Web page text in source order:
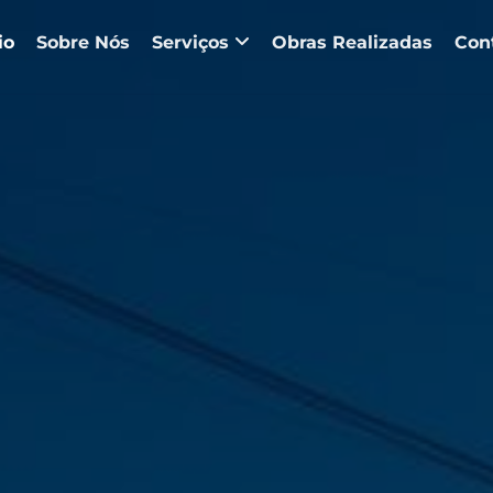
Sobre Nós Serviços Obras Realizadas